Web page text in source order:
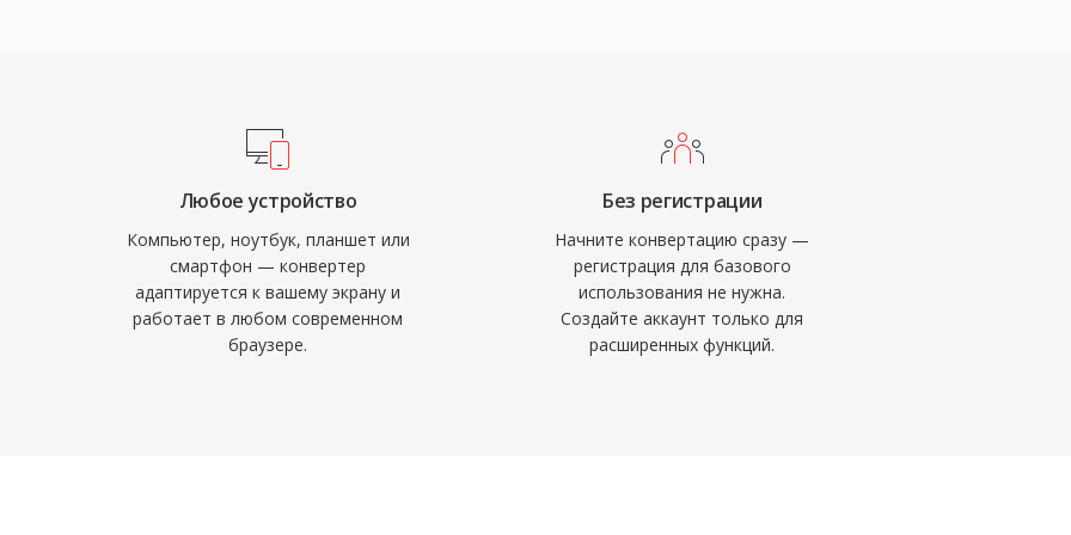
и Apple TV, а
основных
получил
цифровых
широкой
и аудиопотоки в
Любое устройство
Компьютер, ноутбук, планшет или
смартфон — конвертер
адаптируется к вашему экрану и
работает в любом современном
браузере.
Без регистрации
Начните конвертацию сразу —
регистрация для базового
использования не нужна.
Создайте аккаунт только для
расширенных функций.